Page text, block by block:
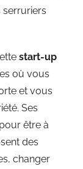
serruriers
start-up
où vous
et vous
Ses
être à
des
changer